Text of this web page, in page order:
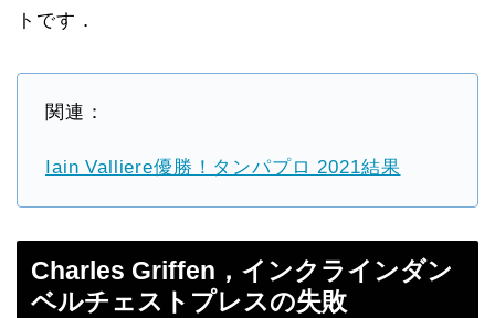
トです．
関連：
Iain Valliere優勝！タンパプロ 2021結果
Charles Griffen，インクラインダン
ベルチェストプレスの失敗